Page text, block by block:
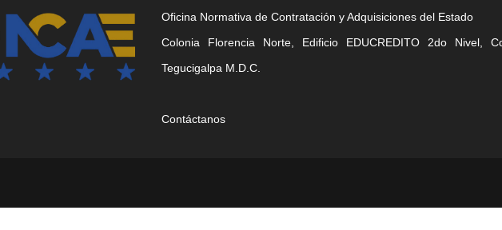
Oficina Normativa de Contratación y Adquisiciones del Estado
Colonia Florencia Norte, Edificio EDUCREDITO 2do Nivel,
Tegucigalpa M.D.C.
Contáctanos